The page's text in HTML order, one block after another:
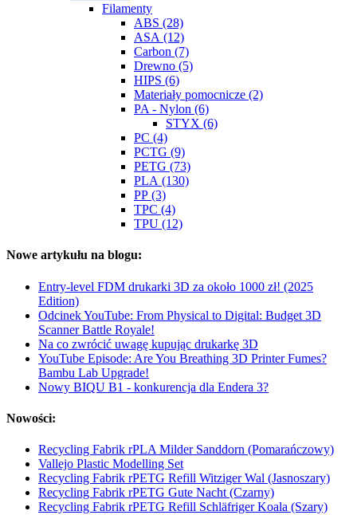
Filamenty
ABS (28)
ASA (12)
Carbon (7)
Drewno (5)
HIPS (6)
Materiały pomocnicze (2)
PA - Nylon (6)
STYX (6)
PC (4)
PCTG (9)
PETG (73)
PLA (130)
PP (3)
TPC (4)
TPU (12)
Nowe artykułu na blogu:
Entry-level FDM drukarki 3D za około 1000 zł! (2025
Edition)
Odcinek YouTube: From Physical to Digital: Budget 3D
Scanner Battle Royale!
Na co zwrócić uwagę kupując drukarkę 3D
YouTube Episode: Are You Breathing 3D Printer Fumes?
Bambu Lab Upgrade!
Nowy BIQU B1 - konkurencja dla Endera 3?
Nowości:
Recycling Fabrik rPLA Milder Sanddorn (Pomarańczowy)
Vallejo Plastic Modelling Set
Recycling Fabrik rPETG Refill Witziger Wal (Jasnoszary)
Recycling Fabrik rPETG Gute Nacht (Czarny)
Recycling Fabrik rPETG Refill Schläfriger Koala (Szary)